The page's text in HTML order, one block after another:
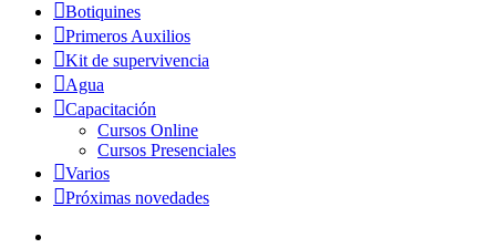
Botiquines
Primeros Auxilios
Kit de supervivencia
Agua
Capacitación
Cursos Online
Cursos Presenciales
Varios
Próximas novedades